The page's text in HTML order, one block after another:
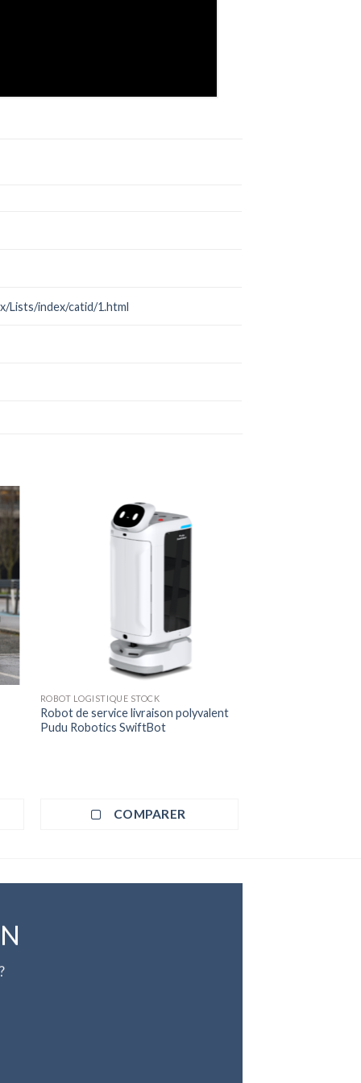
Lists/index/catid/1.html
ROBOT LOGISTIQUE STOCK
Robot de service livraison polyvalent
Pudu Robotics SwiftBot
COMPARER